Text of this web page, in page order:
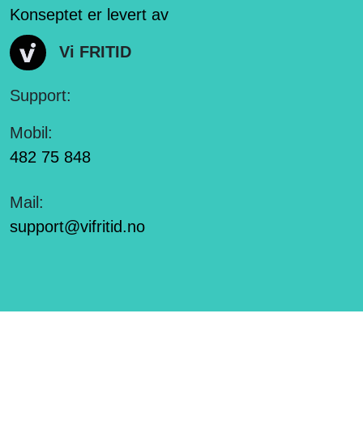
Konseptet er levert av
Vi FRITID
Support:
Mobil:
482 75 848
Mail:
support@vifritid.no